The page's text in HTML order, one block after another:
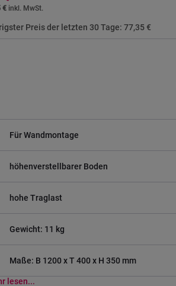
€
Preis der letzten 30 Tage: 77,35 €
Für Wandmontage
höhenverstellbarer Boden
hohe Traglast
Gewicht: 11 kg
Maße: B 1200 x T 400 x H 350 mm
lesen...